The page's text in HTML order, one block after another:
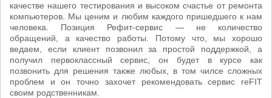
качестве нашего тестирования и высоком счастье от ремонта
компьютеров. Мы ценим и любим каждого пришедшего к нам
человека. Позиция Рефит-сервис — не количество
обращений, а качество работы. Потому что, мы хорошо
ведаем, если клиент позвонил за простой поддержкой, а
получил первоклассный сервис, он будет в курсе как
позвонить для решения также любых, в том чилсе сложных
проблем и он точно захочет рекомендовать сервис reFIT
своим родственникам.